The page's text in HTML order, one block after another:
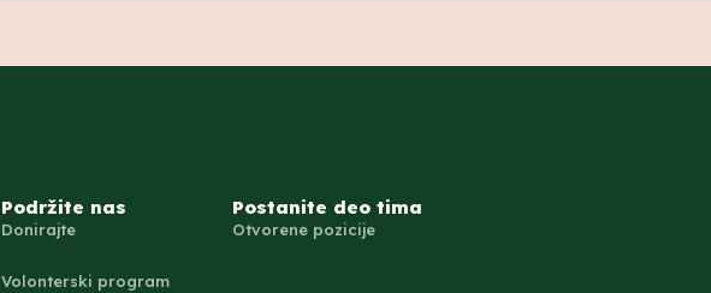
Podržite nas
Donirajte
Volonterski program
Postanite deo tima
Otvorene pozicije